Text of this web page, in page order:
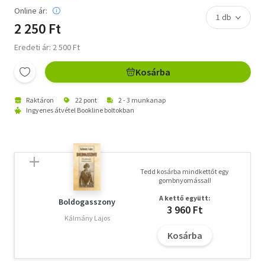
Online ár:
2 250 Ft
Eredeti ár: 2 500 Ft
Kosárba
Raktáron 22 pont
2 - 3 munkanap
Ingyenes átvétel Bookline boltokban
Boldogasszony
Kálmány Lajos
Tedd kosárba mindkettőt egy
gombnyomással!
A kettő együtt:
3 960 Ft
Kosárba